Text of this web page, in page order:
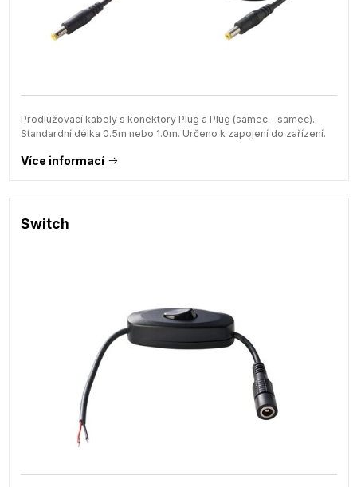
Prodlužovací kabely s konektory Plug a Plug (samec - samec).
Standardní délka 0.5m nebo 1.0m. Určeno k zapojení do zařízení.
Více informací
Switch